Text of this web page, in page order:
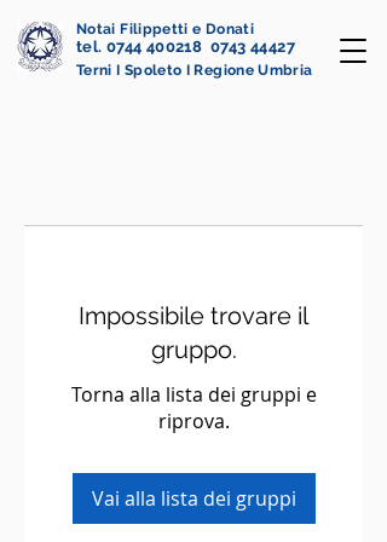
Notai Filippetti e Donati
tel. 0744 400218 0743 44427
Terni I Spoleto I Regione Umbria
Impossibile trovare il
gruppo.
Torna alla lista dei gruppi e
riprova.
Vai alla lista dei gruppi